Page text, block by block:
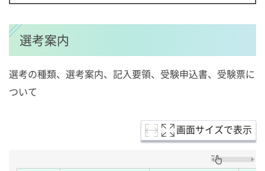
選考案内
選考の種類、選考案内、記入要領、受験申込書、受験票に
ついて
画面サイズで表示